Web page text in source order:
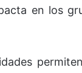
en los